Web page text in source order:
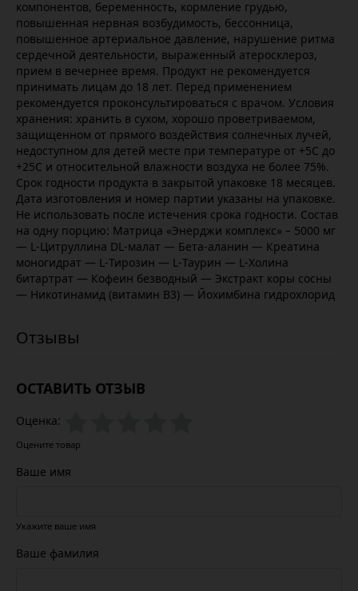
компонентов, беременность, кормление грудью,
повышенная нервная возбудимость, бессонница,
повышенное артериальное давление, нарушение ритма
сердечной деятельности, выраженный атеросклероз,
прием в вечернее время. Продукт не рекомендуется
принимать лицам до 18 лет. Перед применением
рекомендуется проконсультироваться с врачом. Условия
хранения: хранить в сухом, хорошо проветриваемом,
защищенном от прямого воздействия солнечных лучей,
недоступном для детей месте при температуре от +5C до
+25C и относительной влажности воздуха не более 75%.
Срок годности продукта в закрытой упаковке 18 месяцев.
Дата изготовления и номер партии указаны на упаковке.
Не использовать после истечения срока годности. Состав
на одну порцию: Матрица «Энерджи комплекс» – 5000 мг
— L-Цитруллина DL-малат — Бета-аланин — Креатина
моногидрат — L-Тирозин — L-Таурин — L-Холина
битартрат — Кофеин безводный — Экстракт коры сосны
— Никотинамид (витамин В3) — Йохимбина гидрохлорид
ОСТАВИТЬ ОТЗЫВ
Оценка:
Оцените товар
Ваше имя
Укажите ваше имя
Ваше фамилия